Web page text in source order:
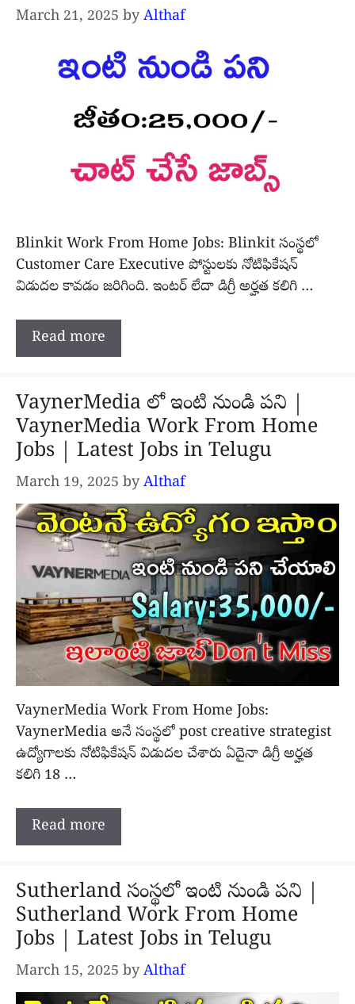
March 21, 2025 by Althaf
Blinkit Work From Home Jobs: Blinkit సంస్థలో
Customer Care Executive పోస్టులకు నోటిఫికేషన్
విడుదల కావడం జరిగింది. ఇంటర్ లేదా డిగ్రీ అర్హత కలిగి …
Read more
VaynerMedia లో ఇంటి నుండి పని |
VaynerMedia Work From Home
Jobs | Latest Jobs in Telugu
March 19, 2025 by Althaf
VaynerMedia Work From Home Jobs:
VaynerMedia అనే సంస్థలో post creative strategist
ఉద్యోగాలకు నోటిఫికేషన్ విడుదల చేశారు ఏదైనా డిగ్రీ అర్హత
కలిగి 18 …
Read more
Sutherland సంస్థలో ఇంటి నుండి పని |
Sutherland Work From Home
Jobs | Latest Jobs in Telugu
March 15, 2025 by Althaf